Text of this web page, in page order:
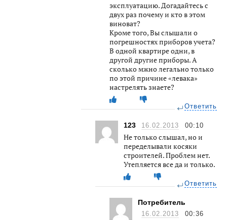
эксплуатацию. Догадайтесь с
двух раз почему и кто в этом
виноват?
Кроме того, Вы слышали о
погрешностях приборов учета?
В одной квартире одни, в
другой другие приборы. А
сколько мжно легально только
по этой причине «левака»
настрелять знаете?
Ответить
123 16.02.2013 00:10
Не только слышал, но и
переделывали косяки
строителей. Проблем нет.
Утепляется все да и только.
Ответить
Потребитель
16.02.2013 00:36